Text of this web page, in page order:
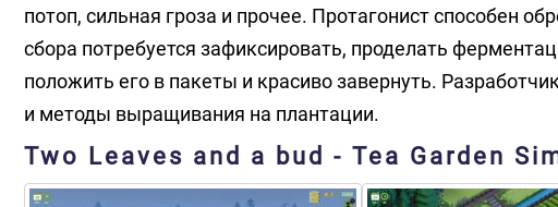
потоп, сильная гроза и прочее. Протагонист способен
сбора потребуется зафиксировать, проделать
положить его в пакеты и красиво завернуть.
и методы выращивания на плантации.
Two Leaves and a bud - Tea Garden